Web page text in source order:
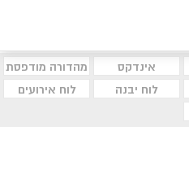
אינדקס
מהדורה מודפסת
לוח יבנה
לוח אירועים